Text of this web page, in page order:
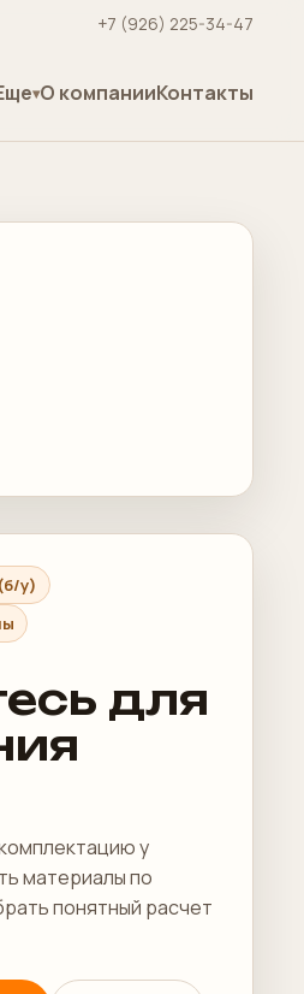
+7 (926) 225-34-47
О компанииКонтакты
у)
для
у
материалы по
понятный расчет